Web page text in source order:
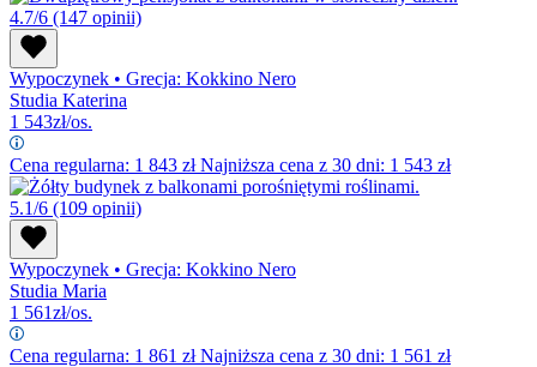
4.7/6 (147 opinii)
Wypoczynek • Grecja: Kokkino Nero
Studia Katerina
1 543zł/os.
Cena regularna: 1 843 złNajniższa cena z 30 dni: 1 543 zł
5.1/6 (109 opinii)
Wypoczynek • Grecja: Kokkino Nero
Studia Maria
1 561zł/os.
Cena regularna: 1 861 złNajniższa cena z 30 dni: 1 561 zł